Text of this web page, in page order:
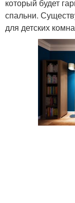
который будет
спальни.
для детских